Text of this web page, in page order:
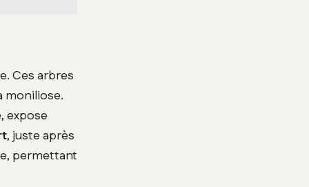
Ces arbres
moniliose.
expose
, juste après
permettant